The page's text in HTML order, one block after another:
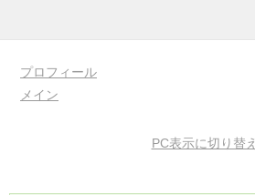
プロフィール
メイン
PC表示に切り替え